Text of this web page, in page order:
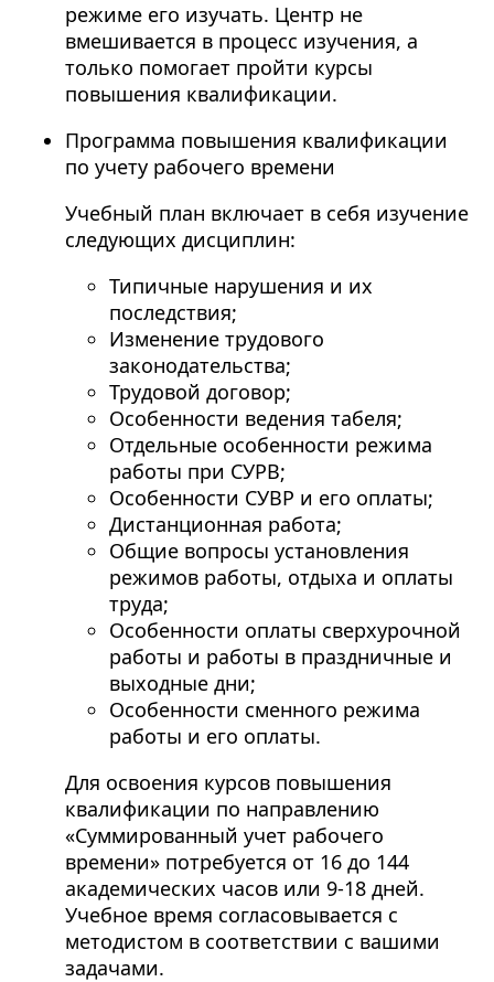
режиме его изучать. Центр не
вмешивается в процесс изучения, а
только помогает пройти курсы
повышения квалификации.
Программа повышения квалификации
по учету рабочего времени
Учебный план включает в себя изучение
следующих дисциплин:
Типичные нарушения и их
последствия;
Изменение трудового
законодательства;
Трудовой договор;
Особенности ведения табеля;
Отдельные особенности режима
работы при СУРВ;
Особенности СУВР и его оплаты;
Дистанционная работа;
Общие вопросы установления
режимов работы, отдыха и оплаты
труда;
Особенности оплаты сверхурочной
работы и работы в праздничные и
выходные дни;
Особенности сменного режима
работы и его оплаты.
Для освоения курсов повышения
квалификации по направлению
«Суммированный учет рабочего
времени» потребуется от 16 до 144
академических часов или 9-18 дней.
Учебное время согласовывается с
методистом в соответствии с вашими
задачами.